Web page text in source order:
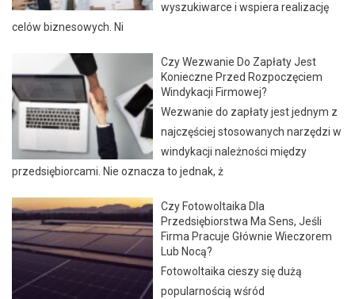
wyszukiwarce i wspiera realizację
celów biznesowych. Ni
Czy Wezwanie Do Zapłaty Jest
Konieczne Przed Rozpoczęciem
Windykacji Firmowej?
Wezwanie do zapłaty jest jednym z
najczęściej stosowanych narzędzi w
windykacji należności między
przedsiębiorcami. Nie oznacza to jednak, ż
Czy Fotowoltaika Dla
Przedsiębiorstwa Ma Sens, Jeśli
Firma Pracuje Głównie Wieczorem
Lub Nocą?
Fotowoltaika cieszy się dużą
popularnością wśród